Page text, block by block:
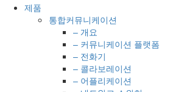
제품
통합커뮤니케이션
– 개요
– 커뮤니케이션 플랫폼
– 전화기
– 콜라보레이션
– 어플리케이션